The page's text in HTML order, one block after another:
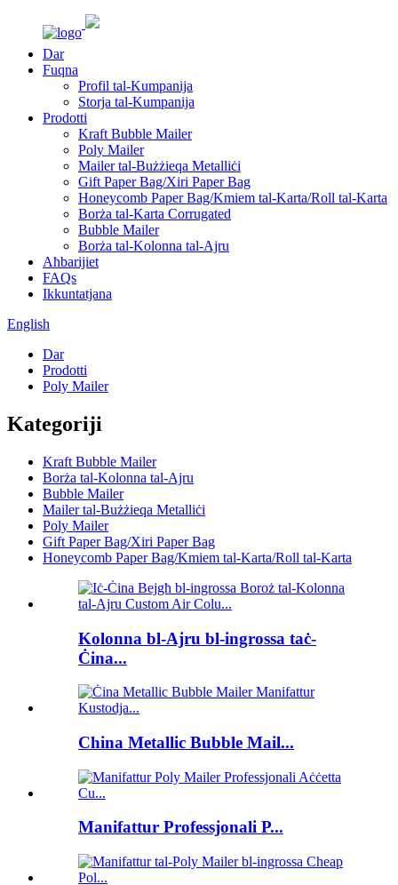
Dar
Fuqna
Profil tal-Kumpanija
Storja tal-Kumpanija
Prodotti
Kraft Bubble Mailer
Poly Mailer
Mailer tal-Bużżieqa Metalliċi
Gift Paper Bag/Xiri Paper Bag
Honeycomb Paper Bag/Kmiem tal-Karta/Roll tal-Karta
Borża tal-Karta Corrugated
Bubble Mailer
Borża tal-Kolonna tal-Ajru
Aħbarijiet
FAQs
Ikkuntatjana
English
Dar
Prodotti
Poly Mailer
Kategoriji
Kraft Bubble Mailer
Borża tal-Kolonna tal-Ajru
Bubble Mailer
Mailer tal-Bużżieqa Metalliċi
Poly Mailer
Gift Paper Bag/Xiri Paper Bag
Honeycomb Paper Bag/Kmiem tal-Karta/Roll tal-Karta
Kolonna bl-Ajru bl-ingrossa taċ-
Ċina...
China Metallic Bubble Mail...
Manifattur Professjonali P...